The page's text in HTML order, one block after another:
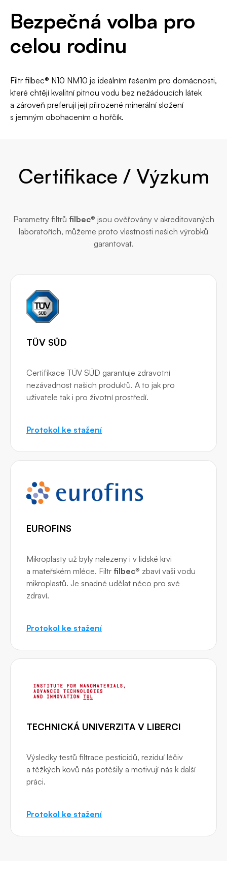
Bezpečná volba pro
celou rodinu
Filtr filbec® N10 NM10 je ideálním řešením pro domácnosti,
které chtějí kvalitní pitnou vodu bez nežádoucích látek
a zároveň preferují její přirozené minerální složení
s jemným obohacením o hořčík.
Certifikace / Výzkum
Parametry filtrů filbec® jsou ověřovány v akreditovaných
laboratořích, můžeme proto vlastnosti našich výrobků
garantovat.
TÜV SÜD
Certifikace TÜV SÜD garantuje zdravotní
nezávadnost našich produktů. A to jak pro
uživatele tak i pro životní prostředí.
Protokol ke stažení
EUROFINS
Mikroplasty už byly nalezeny i v lidské krvi
a mateřském mléce. Filtr filbec® zbaví vaši vodu
mikroplastů. Je snadné udělat něco pro své
zdraví.
Protokol ke stažení
TECHNICKÁ UNIVERZITA V LIBERCI
Výsledky testů filtrace pesticidů, reziduí léčiv
a těžkých kovů nás potěšily a motivují nás k další
práci.
Protokol ke stažení